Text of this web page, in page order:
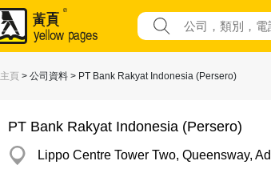
主頁 > 公司資料 > PT Bank Rakyat Indonesia (Persero)
PT Bank Rakyat Indonesia (Persero)
Lippo Centre Tower Two, Queensway,